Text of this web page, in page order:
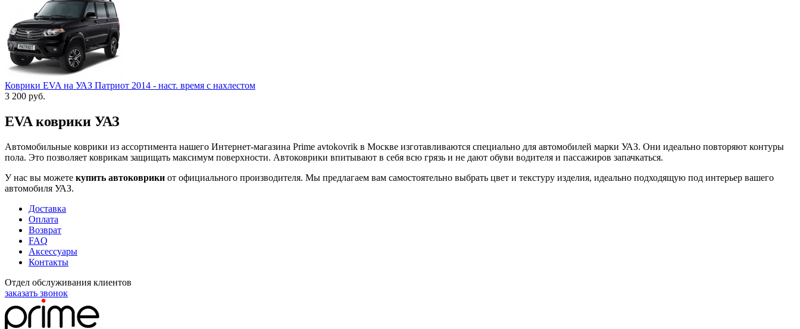
Коврики EVA на УАЗ Патриот 2014 - наст. время с нахлестом
3 200 руб.
EVA коврики УАЗ
Автомобильные коврики из ассортимента нашего Интернет-магазина Prime avtokovrik в Москве изготавливаются специально для автомобилей марки УАЗ. Они идеально повторяют контуры
пола. Это позволяет коврикам защищать максимум поверхности. Автоковрики впитывают в себя всю грязь и не дают обуви водителя и пассажиров запачкаться.
У нас вы можете купить автоковрики от официального производителя. Мы предлагаем вам самостоятельно выбрать цвет и текстуру изделия, идеально подходящую под интерьер вашего
автомобиля УАЗ.
Доставка
Оплата
Возврат
FAQ
Аксессуары
Контакты
Отдел обслуживания клиентов
заказать звонок